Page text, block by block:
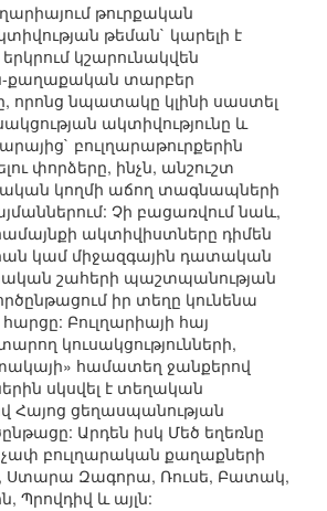
թուրքական
թեման` կարելի է
կշարունակվեն
տարբեր
որոնց նպատակը կլինի սաստել
ակտիվությունը և
բուլղարաթուրքերին
փորձերը, ինչն, անշուշտ
կողմի աճող տագնապների
Չի բացառվում նաև,
ակտիվիստները դիմեն
կամ միջազգային դատական
շահերի պաշտպանության
իր տեղը կունենա
Բուլղարիայի հայ
կուսակցությունների,
համատեղ ջանքերով
սկսվել է տեղական
Հայոց ցեղասպանության
Արդեն իսկ Մեծ եղեռնը
չափ բուլղարական քաղաքների
Ստարա Զագորա, Ռուսե, Բատակ,
Պրովդիվ և այլն: